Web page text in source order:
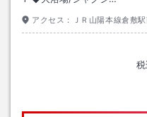
アクセス： ＪＲ山陽本線倉敷